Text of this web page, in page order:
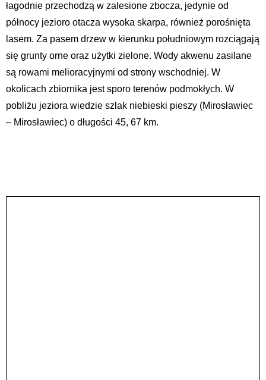
łagodnie przechodzą w zalesione zbocza, jedynie od
północy jezioro otacza wysoka skarpa, również porośnięta
lasem. Za pasem drzew w kierunku południowym rozciągają
się grunty orne oraz użytki zielone. Wody akwenu zasilane
są rowami melioracyjnymi od strony wschodniej. W
okolicach zbiornika jest sporo terenów podmokłych. W
pobliżu jeziora wiedzie szlak niebieski pieszy (Mirosławiec
– Mirosławiec) o długości 45, 67 km.